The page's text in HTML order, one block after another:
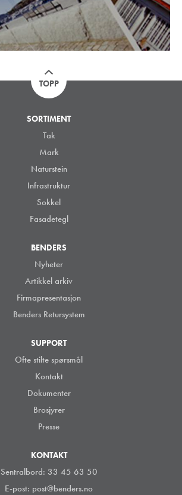
TOPP
SORTIMENT
Tak
Mark
Naturstein
Infrastruktur
Sokkel
Fasadetegl
BENDERS
Nyheter
Artikkel arkiv
Firmapresentasjon
Benders Retursystem
SUPPORT
Ofte stilte spørsmål
Kontakt
Dokumenter
Brosjyrer
Presse
KONTAKT
Sentralbord: 33 45 63 50
E-post: post@benders.no